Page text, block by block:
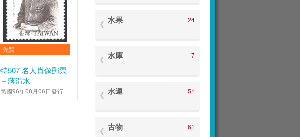
先賢
特507 名人肖像郵票
－蔣渭水
民國96年08月06日發行
水果 24
水庫 7
水運 51
古物 61